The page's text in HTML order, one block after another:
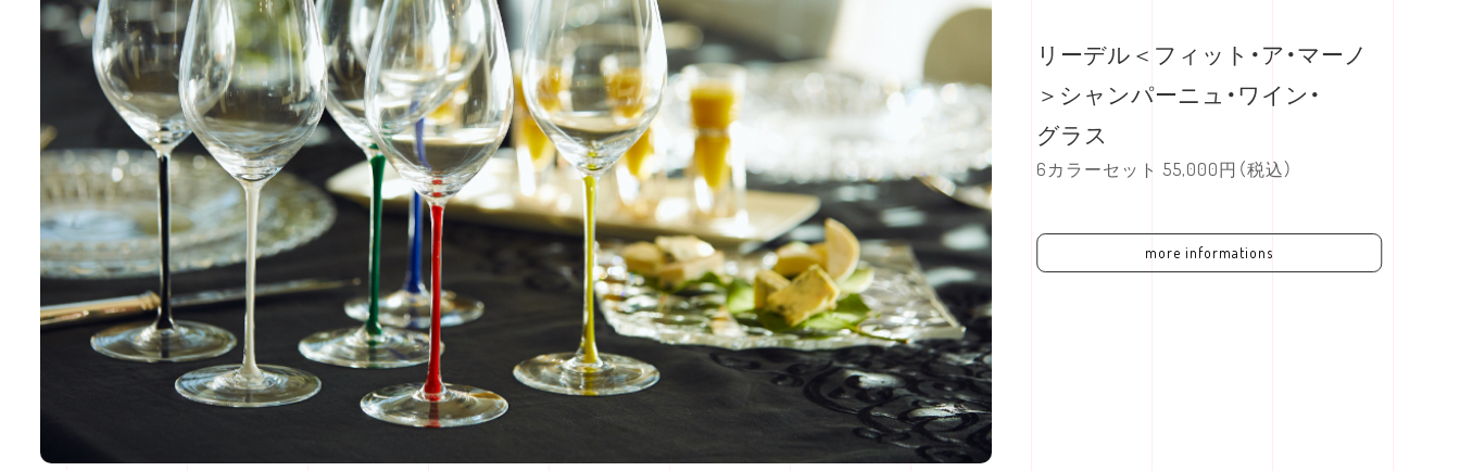
リーデル＜フィット・ア・マーノ
＞シャンパーニュ・ワイン・
グラス
6カラーセット 55,000円（税込）
more informations